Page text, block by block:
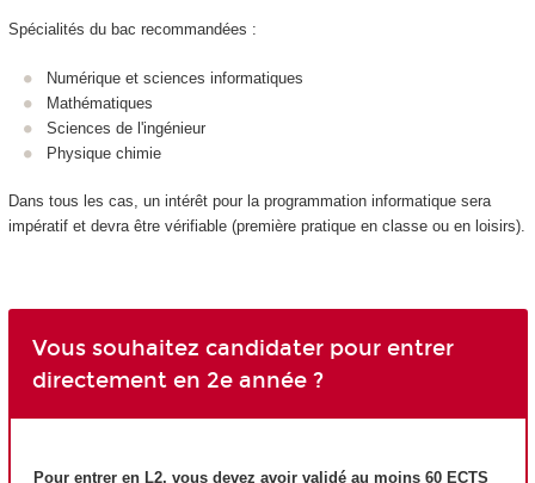
Spécialités du bac recommandées :
Numérique et sciences informatiques
Mathématiques
Sciences de l'ingénieur
Physique chimie
Dans tous les cas, un intérêt pour la programmation informatique sera
impératif et devra être vérifiable (première pratique en classe ou en loisirs).
Vous souhaitez candidater pour entrer
directement en 2e année ?
Pour entrer en L2, vous devez avoir validé au moins 60 ECTS